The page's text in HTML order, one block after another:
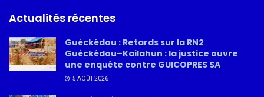
Actualités récentes
Guéckédou : Retards sur la RN2
Guéckédou–Kailahun : la justice ouvre
une enquête contre GUICOPRES SA
5 AOÛT 2026